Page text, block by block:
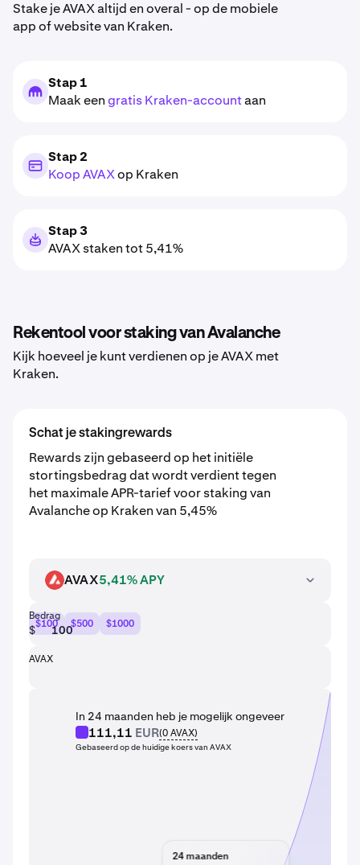
Stake je AVAX altijd en overal - op de mobiele
app of website van Kraken.
Stap 1
Maak eengratis Kraken-accountaan
Stap 2
Koop AVAXop Kraken
Stap 3
AVAX staken tot 5,41%
Rekentool voor staking van Avalanche
Kijk hoeveel je kunt verdienen op je AVAX met
Kraken.
Schat je stakingrewards
Rewards zijn gebaseerd op het initiële
stortingsbedrag dat wordt verdient tegen
het maximale APR-tarief voor staking van
Avalanche op Kraken van 5,45%
AVAX AVAX5,41% APY
Bedrag
$$100 $500 $1000
AVAX
In 24 maanden heb je mogelijk ongeveer
111,11 EUR(0AVAX)
Gebaseerd op de huidige koers van AVAX
24 maanden